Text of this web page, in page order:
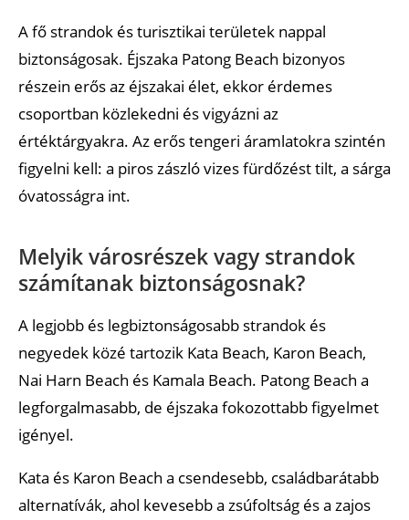
A fő strandok és turisztikai területek nappal
biztonságosak. Éjszaka Patong Beach bizonyos
részein erős az éjszakai élet, ekkor érdemes
csoportban közlekedni és vigyázni az
értéktárgyakra. Az erős tengeri áramlatokra szintén
figyelni kell: a piros zászló vizes fürdőzést tilt, a sárga
óvatosságra int.
Melyik városrészek vagy strandok
számítanak biztonságosnak?
A legjobb és legbiztonságosabb strandok és
negyedek közé tartozik Kata Beach, Karon Beach,
Nai Harn Beach és Kamala Beach. Patong Beach a
legforgalmasabb, de éjszaka fokozottabb figyelmet
igényel.
Kata és Karon Beach a csendesebb, családbarátabb
alternatívák, ahol kevesebb a zsúfoltság és a zajos